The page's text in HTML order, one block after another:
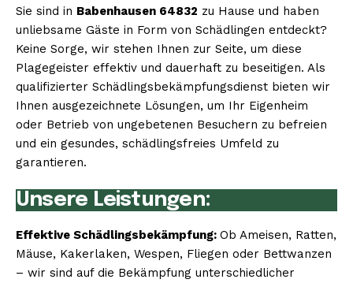
Sie sind in Babenhausen 64832 zu Hause und haben
unliebsame Gäste in Form von Schädlingen entdeckt?
Keine Sorge, wir stehen Ihnen zur Seite, um diese
Plagegeister effektiv und dauerhaft zu beseitigen. Als
qualifizierter Schädlingsbekämpfungsdienst bieten wir
Ihnen ausgezeichnete Lösungen, um Ihr Eigenheim
oder Betrieb von ungebetenen Besuchern zu befreien
und ein gesundes, schädlingsfreies Umfeld zu
garantieren.
Unsere Leistungen:
Effektive Schädlingsbekämpfung: Ob Ameisen, Ratten,
Mäuse, Kakerlaken, Wespen, Fliegen oder Bettwanzen
– wir sind auf die Bekämpfung unterschiedlicher